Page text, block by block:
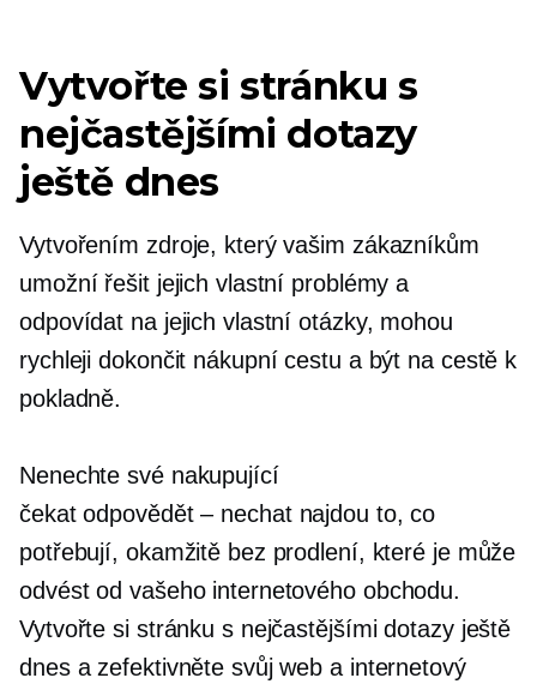
Vytvořte si stránku s
nejčastějšími dotazy
ještě dnes
Vytvořením zdroje, který vašim zákazníkům
umožní řešit jejich vlastní problémy a
odpovídat na jejich vlastní otázky, mohou
rychleji dokončit nákupní cestu a být na cestě k
pokladně.
Nenechte své nakupující
čekatodpovědět – nechatnajdou to, co
potřebují, okamžitě bez prodlení, které je může
odvést od vašeho internetového obchodu.
Vytvořte si stránku s nejčastějšími dotazy ještě
dnes a zefektivněte svůj web a internetový